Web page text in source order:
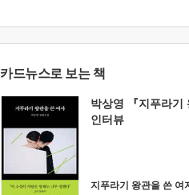
카드뉴스로 보는 책
박상영 『지푸라기
인터뷰
지푸라기 왕관을 쓴 여